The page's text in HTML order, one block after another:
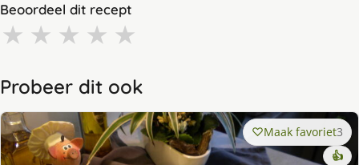
Beoordeel dit recept
★ ★ ★ ★ ★
Probeer dit ook
Maak favoriet3
👍